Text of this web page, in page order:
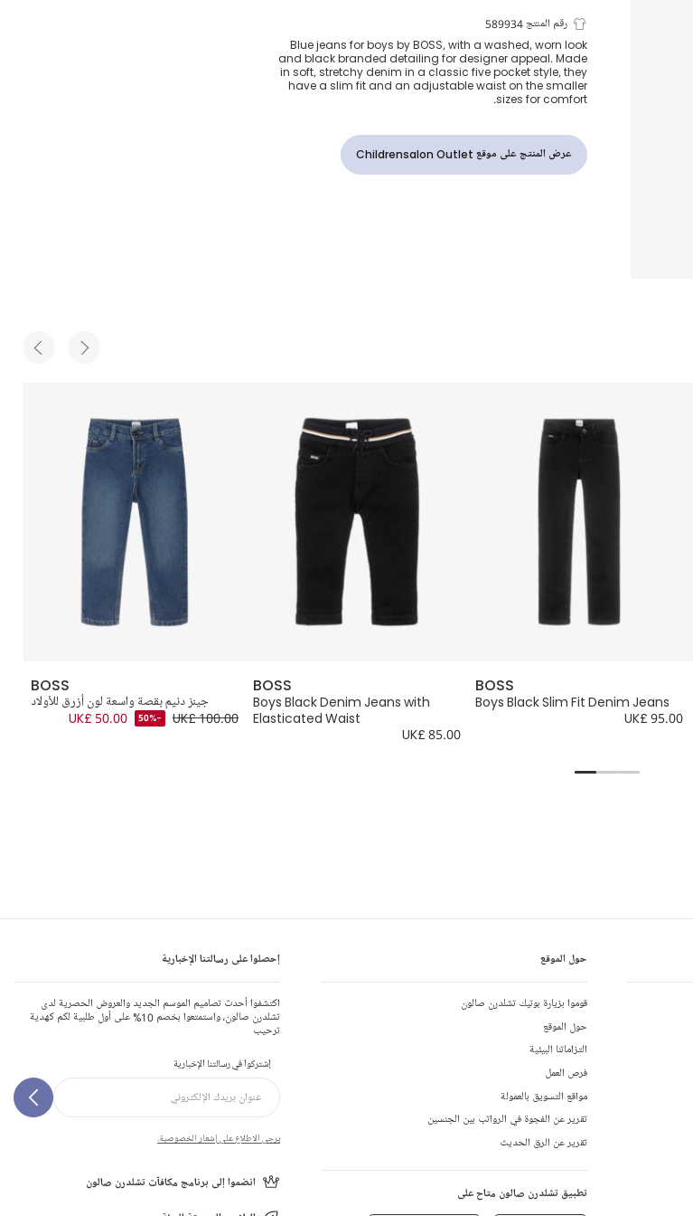
جينز دنيم سليم فيت لون
أزرق للأولاد
رقم المنتج 589934
Blue jeans for boys by BOSS, with a washed, worn look
and black branded detailing for designer appeal. Made
in soft, stretchy denim in a classic five pocket style, they
have a slim fit and an adjustable waist on the smaller
sizes for comfort.
عرض المنتج على موقع Childrensalon Outlet
BOSS
جينز دنيم بقصة واسعة لون أزرق للأولاد
UK£ 100.00
-50%
UK£ 50.00
BOSS
Boys Black Denim Jeans with
Elasticated Waist
UK£ 85.00
BOSS
Boys Black Slim Fit Denim Jeans
UK£ 95.00
حول الموقع
قوموا بزيارة بوتيك تشلدرن صالون
حول الموقع
التزاماتنا البيئية
فرص العمل
مواقع التسويق بالعمولة
تقرير عن الفجوة في الرواتب بين الجنسين
تقرير عن الرق الحديث
تطبيق تشلدرن صالون متاح على
إحصلوا على رسالتنا الإخبارية
اكتشفوا أحدث تصاميم الموسم الجديد والعروض الحصرية لدى
تشلدرن صالون، واستمتعوا بخصم 10% على أول طلبية لكم كهدية
ترحيب
إشتركوا في رسالتنا الإخبارية
يرجى الاطلاع على إشعار الخصوصية.
انضموا إلى برنامج مكافآت تشلدرن صالون